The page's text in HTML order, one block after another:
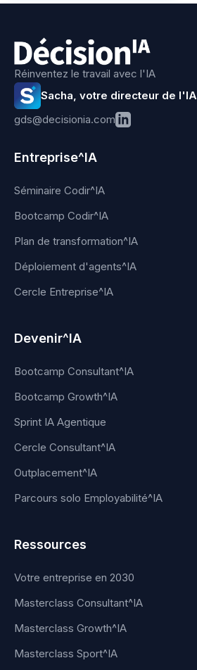
Réinventez le travail avec l'IA
Sacha, votre directeur de l'IA
gds@decisionia.com
Entreprise^IA
Séminaire Codir^IA
Bootcamp Codir^IA
Plan de transformation^IA
Déploiement d'agents^IA
Cercle Entreprise^IA
Devenir^IA
Bootcamp Consultant^IA
Bootcamp Growth^IA
Sprint IA Agentique
Cercle Consultant^IA
Outplacement^IA
Parcours solo Employabilité^IA
Ressources
Votre entreprise en 2030
Masterclass Consultant^IA
Masterclass Growth^IA
Masterclass Sport^IA